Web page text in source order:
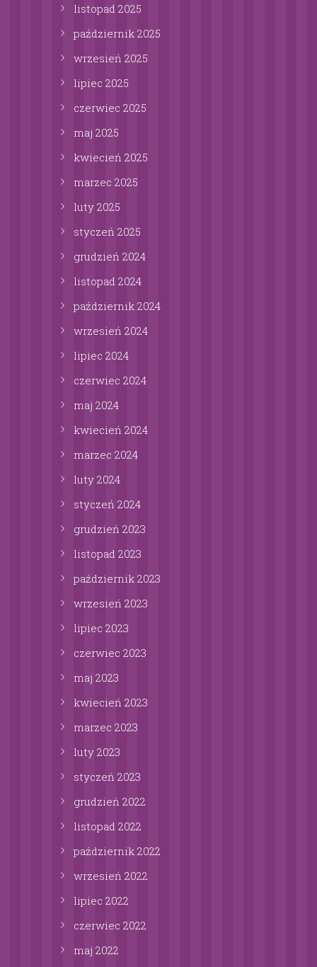
listopad 2025
październik 2025
wrzesień 2025
lipiec 2025
czerwiec 2025
maj 2025
kwiecień 2025
marzec 2025
luty 2025
styczeń 2025
grudzień 2024
listopad 2024
październik 2024
wrzesień 2024
lipiec 2024
czerwiec 2024
maj 2024
kwiecień 2024
marzec 2024
luty 2024
styczeń 2024
grudzień 2023
listopad 2023
październik 2023
wrzesień 2023
lipiec 2023
czerwiec 2023
maj 2023
kwiecień 2023
marzec 2023
luty 2023
styczeń 2023
grudzień 2022
listopad 2022
październik 2022
wrzesień 2022
lipiec 2022
czerwiec 2022
maj 2022